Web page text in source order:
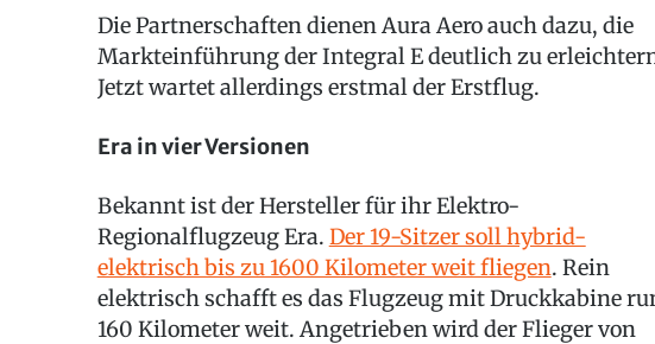
Die Partnerschaften dienen Aura Aero auch dazu, die
Markteinführung der Integral E deutlich zu
Jetzt wartet allerdings erstmal der Erstflug.
Era in vier Versionen
Bekannt ist der Hersteller für ihr Elektro-
Regionalflugzeug Era. Der 19-Sitzer soll hybrid-
elektrisch bis zu 1600 Kilometer weit fliegen. Rein
elektrisch schafft es das Flugzeug mit Druckkabine
160 Kilometer weit. Angetrieben wird der Flieger von